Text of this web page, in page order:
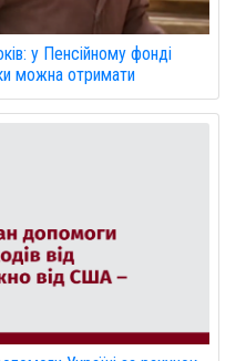
у Пенсійному фонді
можна отримати